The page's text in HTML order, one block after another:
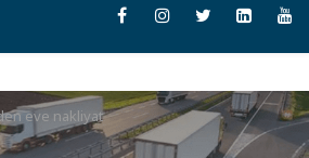
eve nakliyat